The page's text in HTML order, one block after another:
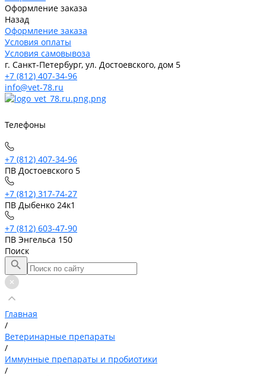
Оформление заказа
Назад
Оформление заказа
Условия оплаты
Условия самовывоза
г. Санкт-Петербург, ул. Достоевского, дом 5
+7 (812) 407-34-96
info@vet-78.ru
Телефоны
+7 (812) 407-34-96
ПВ Достоевского 5
+7 (812) 317-74-27
ПВ Дыбенко 24к1
+7 (812) 603-47-90
ПВ Энгельса 150
Поиск
Главная
/
Ветеринарные препараты
/
Иммунные препараты и пробиотики
/